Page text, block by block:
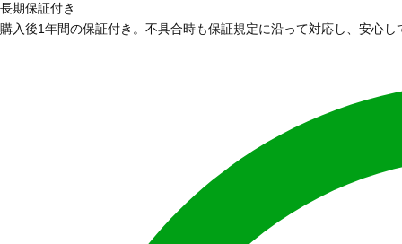
長期保証付き
購入後1年間の保証付き。不具合時も保証規定に沿って対応し、安心